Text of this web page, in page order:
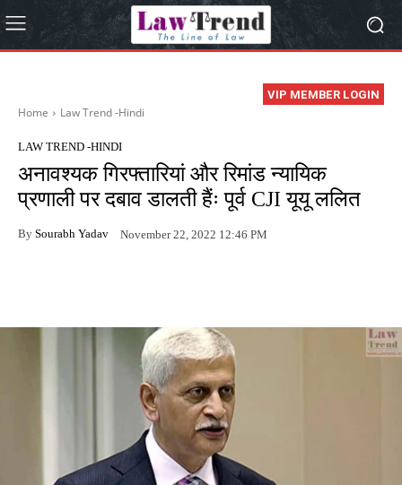
VIP MEMBER LOGIN
Home Law Trend -Hindi
LAW TREND -HINDI
अनावश्यक गिरफ्तारियां और रिमांड न्यायिक
प्रणाली पर दबाव डालती हैंः पूर्व CJI यूयू ललित
By Sourabh Yadav November 22, 2022 12:46 PM